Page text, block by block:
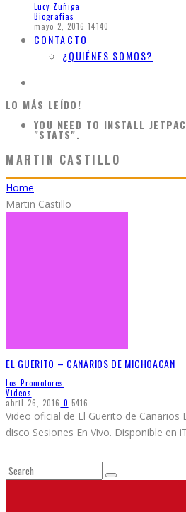
Lucy Zuñiga
Biografias
mayo 2, 2016 14140
CONTACTO
¿QUIÉNES SOMOS?
LO MÁS LEÍDO!
YOU NEED TO INSTALL
"STATS".
MARTIN CASTILLO
Home
Martin Castillo
EL GUERITO – CANARIOS DE MICHOACAN
Los Promotores
Videos
abril 26, 2016 0 5416
Video oficial de El Guerito de Canarios
disco Sesiones En Vivo. Disponible en